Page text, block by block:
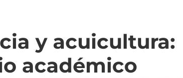
y acuicultura:
académico